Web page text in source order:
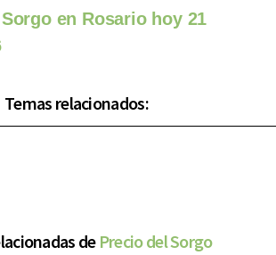
en Rosario hoy 21
Temas relacionados:
de Precio del Sorgo